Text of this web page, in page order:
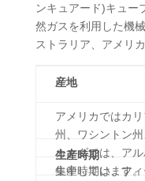
ンキュアード)キュー
然ガスを利用した機
ストラリア、アメリ
産地
アメリカではカ
州、ワシントン州
カナダでは、ア
集中しています。
生産時期
生産時期は、フ